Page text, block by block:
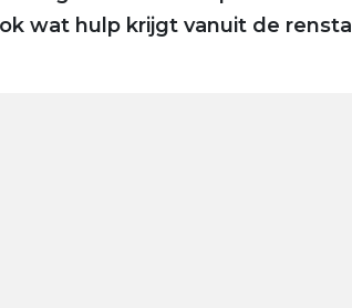
wat hulp krijgt vanuit de renstal